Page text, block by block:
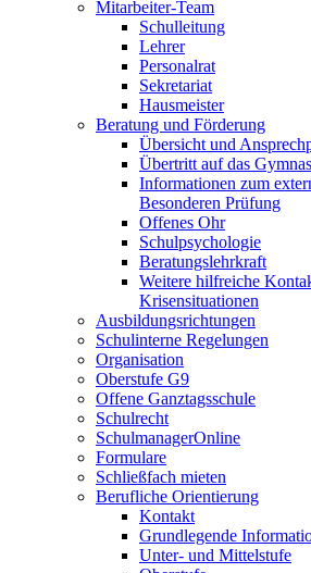
Mitarbeiter-Team
Schulleitung
Lehrer
Personalrat
Sekretariat
Hausmeister
Beratung und Förderung
Übersicht und
Übertritt auf das
Informationen zum
Besonderen Prüfung
Offenes Ohr
Schulpsychologie
Beratungslehrkraft
Weitere hilfreiche
Krisensituationen
Ausbildungsrichtungen
Schulinterne Regelungen
Organisation
Oberstufe G9
Offene Ganztagsschule
Schulrecht
SchulmanagerOnline
Formulare
Schließfach mieten
Berufliche Orientierung
Kontakt
Grundlegende
Unter- und Mittelstufe